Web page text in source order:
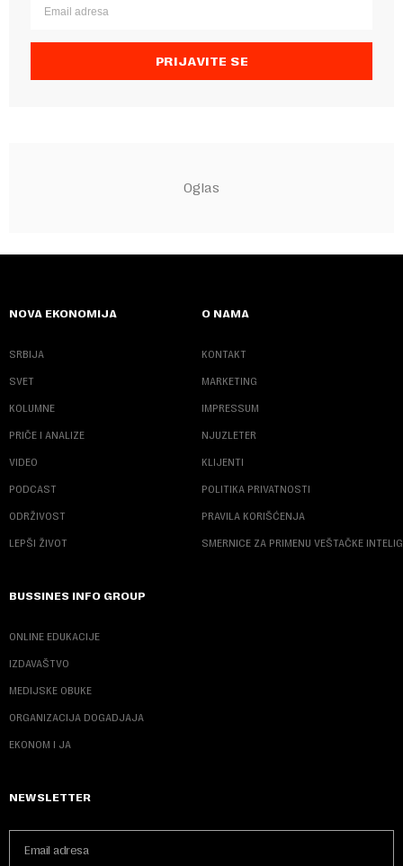
PRIJAVITE SE
NOVA EKONOMIJA
SRBIJA
SVET
KOLUMNE
PRIČE I ANALIZE
VIDEO
PODCAST
ODRŽIVOST
LEPŠI ŽIVOT
O NAMA
KONTAKT
MARKETING
IMPRESSUM
NJUZLETER
KLIJENTI
POLITIKA PRIVATNOSTI
PRAVILA KORIŠĆENJA
SMERNICE ZA PRIMENU VEŠTAČKE
BUSSINES INFO GROUP
ONLINE EDUKACIJE
IZDAVAŠTVO
MEDIJSKE OBUKE
ORGANIZACIJA DOGADJAJA
EKONOM I JA
NEWSLETTER